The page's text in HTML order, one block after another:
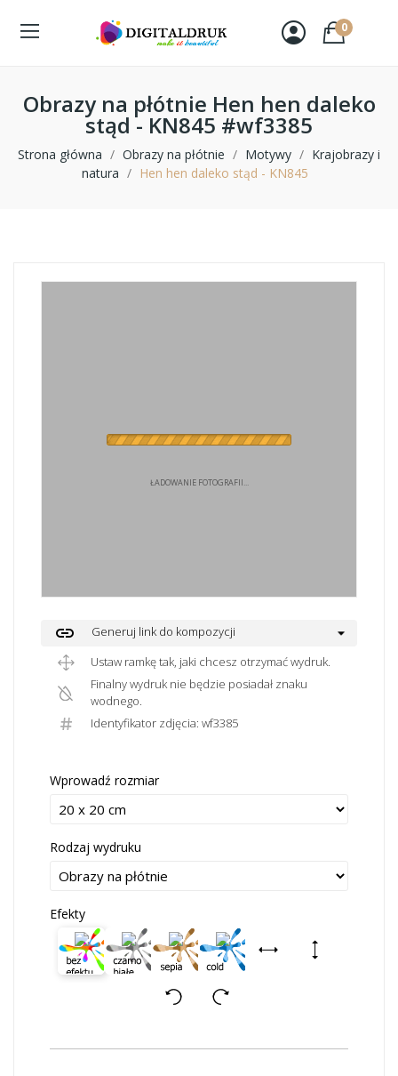
0
Obrazy na płótnie Hen hen daleko
stąd - KN845 #wf3385
Strona główna Obrazy na płótnie Motywy
Krajobrazy i
natura
Hen hen daleko stąd - KN845
ŁADOWANIE FOTOGRAFII...
link
Generuj link do kompozycji
Ustaw ramkę tak, jaki chcesz otrzymać wydruk.
Finalny wydruk nie będzie posiadał znaku
wodnego.
Identyfikator zdjęcia: wf3385
Wprowadź rozmiar
Rodzaj wydruku
Efekty